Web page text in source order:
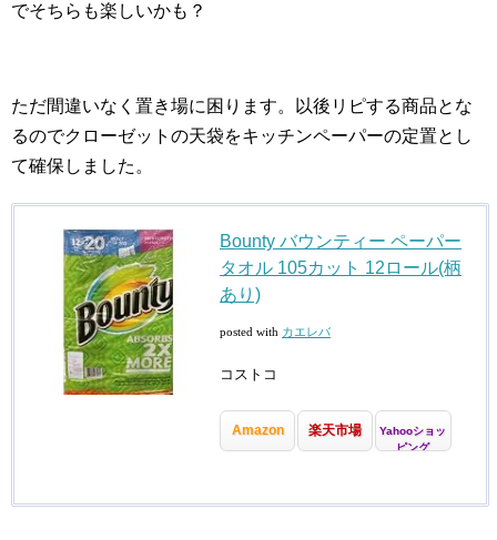
でそちらも楽しいかも？
ただ間違いなく置き場に困ります。以後リピする商品とな
るのでクローゼットの天袋をキッチンペーパーの定置とし
て確保しました。
Bounty バウンティー ペーパー
タオル 105カット 12ロール(柄
あり)
posted with カエレバ
コストコ
Amazon 楽天市場
Yahooショッ
ピング